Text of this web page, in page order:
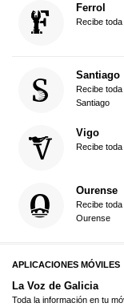
Ferrol
Recibe
Santiago
Recibe
Santiago
Vigo
Recibe
Ourense
Recibe
Ourense
APLICACIONES MÓVILES
La Voz de Galicia
Toda la información en tu